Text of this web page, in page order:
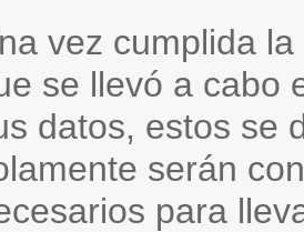
vez cumplida
se llevó a cabo
datos, estos se
serán
para